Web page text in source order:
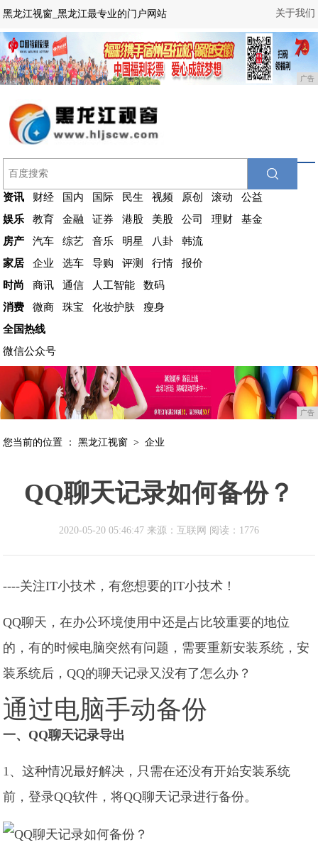
关于我们
黑龙江视窗_黑龙江最专业的门户网站
广告
资讯 财经 国内 国际 民生 视频 原创 滚动
公益
娱乐
教育 金融 证券 港股 美股 公司 理财
基金
房产
汽车 综艺 音乐 明星 八卦
韩流
家居
企业 选车 导购 评测 行情
报价
时尚
商讯 通信 人工智能
数码
消费
微商 珠宝 化妆护肤
瘦身
全国热线
微信公众号
广告
您当前的位置 ：黑龙江视窗 >企业
QQ聊天记录如何备份？
2020-05-20 05:46:47 来源：互联网 阅读：1776
----关注IT小技术，有您想要的IT小技术！
QQ聊天，在办公环境使用中还是占比较重要的地位
的，有的时候电脑突然有问题，需要重新安装系统，安
装系统后，QQ的聊天记录又没有了怎么办？
通过电脑手动备份
一、QQ聊天记录导出
1、这种情况最好解决，只需在还没有开始安装系统
前，登录QQ软件，将QQ聊天记录进行备份。